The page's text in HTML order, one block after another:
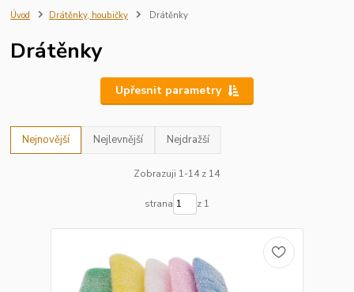
Úvod Drátěnky, houbičky Drátěnky
Drátěnky
Upřesnit parametry
Nejnovější Nejlevnější Nejdražší
Zobrazuji 1-14 z 14
strana z 1